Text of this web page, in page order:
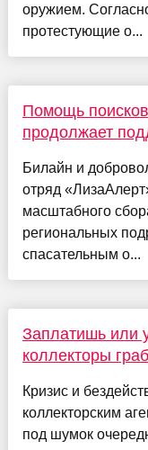
оружием.
протестующие о...
Помощь
продолжает
Билайн и
отряд
масштабного
региональных
спасательным о...
Заплатишь или
коллекторы
Кризис и
коллекторским
под шумок